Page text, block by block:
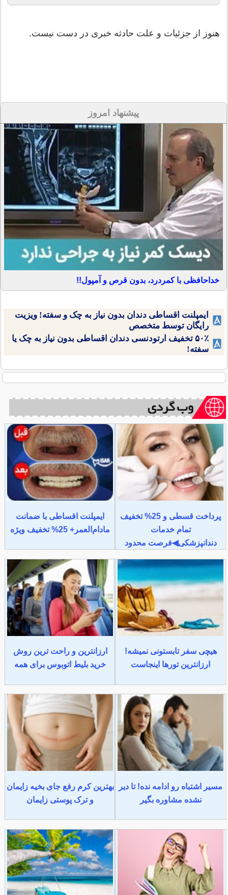
هنوز از جزئیات و علت حادثه خبری در دست نیست.
پیشنهاد امروز
خداحافظی با کمردرد، بدون قرص و آمپول!!
ایمپلنت اقساطی دندان بدون نیاز به چک و سفته! ویزیت
رایگان توسط متخصص
۵۰٪ تخفیف ارتودنسی دندان اقساطی بدون نیاز به چک یا
سفته!
پرداخت قسطی و 25% تخفیف
تمام خدمات
دندانپزشکی◀فرصت محدود
ایمپلنت اقساطی با ضمانت
مادام‌العمر+ 25% تخفیف ویژه
هیچی سفر تابستونی نمیشه!
ارزانترین تورها اینجاست
ارزانترین و راحت ترین روش
خرید بلیط اتوبوس برای همه
مسیر اشتباه رو ادامه نده! تا دیر
نشده مشاوره بگیر
بهترین کرم رفع جای بخیه زایمان
و ترک پوستی زایمان